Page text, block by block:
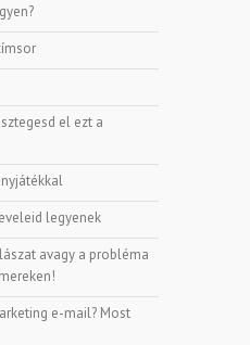
el ezt a
legyenek
avagy a probléma
e-mail? Most